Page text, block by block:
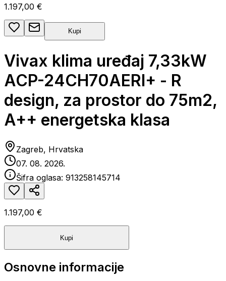
1.197,00 €
Kupi
Vivax klima uređaj 7,33kW
ACP-24CH70AERI+ - R
design, za prostor do 75m2,
A++ energetska klasa
Zagreb, Hrvatska
07. 08. 2026.
Šifra oglasa: 913258145714
1.197,00 €
Kupi
Osnovne informacije